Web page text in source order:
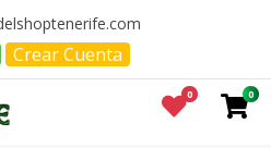
Crear Cuenta
0
0